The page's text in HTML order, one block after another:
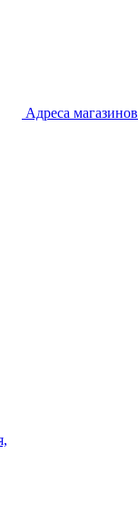
Адреса магазинов